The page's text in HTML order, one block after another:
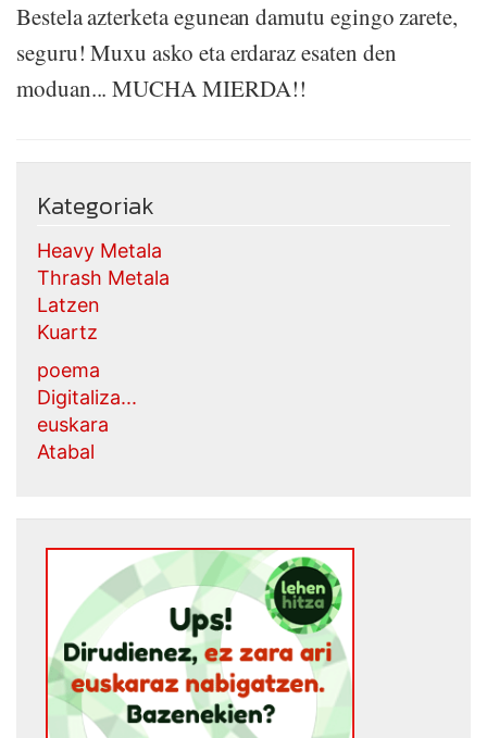
Bestela azterketa egunean damutu egingo zarete,
seguru! Muxu asko eta erdaraz esaten den
moduan... MUCHA MIERDA!!
Kategoriak
Heavy Metala
Thrash Metala
Latzen
Kuartz
poema
Digitaliza...
euskara
Atabal